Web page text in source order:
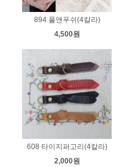
894 풀앤푸쉬(4칼라)
4,500원
608 타이지퍼고리(4칼라)
2,000원